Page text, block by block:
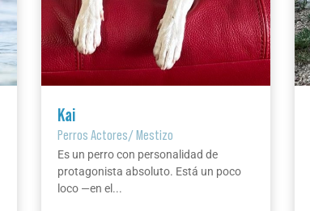
Kai
Perros Actores/Mestizo
Es un perro con personalidad de
protagonista absoluto. Está un poco
loco —en el...